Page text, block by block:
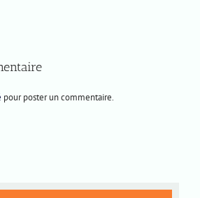
pour poster un commentaire.